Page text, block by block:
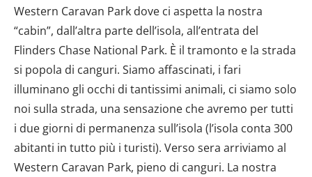
Western Caravan Park dove ci aspetta la nostra
“cabin”, dall’altra parte dell’isola, all’entrata del
Flinders Chase National Park. È il tramonto e la strada
si popola di canguri. Siamo affascinati, i fari
illuminano gli occhi di tantissimi animali, ci siamo solo
noi sulla strada, una sensazione che avremo per tutti
i due giorni di permanenza sull’isola (l’isola conta 300
abitanti in tutto più i turisti). Verso sera arriviamo al
Western Caravan Park, pieno di canguri. La nostra